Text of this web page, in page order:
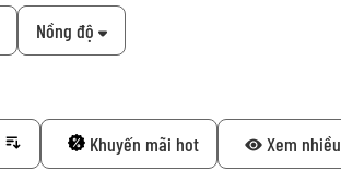
Nồng độ
Khuyến mãi hot Xem nhiều